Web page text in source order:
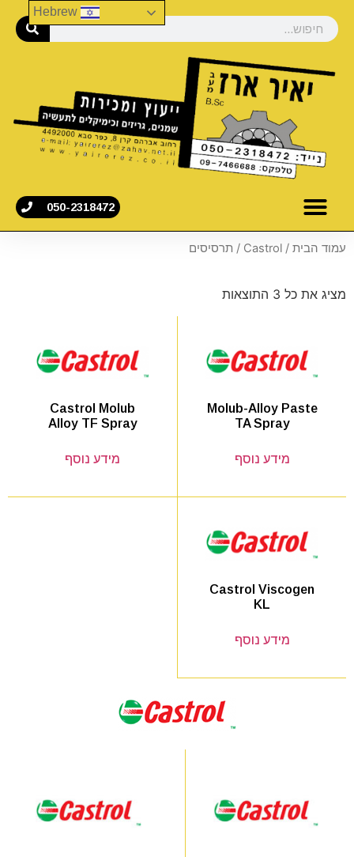
050-2318472
עמוד הבית /
Castrol / תרסיסים
מציג את כל 3 התוצאות
Molub-Alloy Paste
TA Spray
מידע נוסף
Castrol Molub
Alloy TF Spray
מידע נוסף
Castrol Viscogen
KL
מידע נוסף
Hebrew